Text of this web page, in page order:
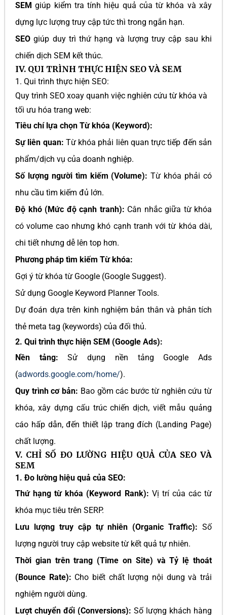
SEM giúp kiểm tra tính hiệu quả của từ khóa và xây
dựng lực lượng truy cập tức thì trong ngắn hạn.
SEO giúp duy trì thứ hạng và lượng truy cập sau khi
chiến dịch SEM kết thúc.
IV. QUI TRÌNH THỰC HIỆN SEO VÀ SEM
1. Qui trình thực hiện SEO:
Quy trình SEO xoay quanh việc nghiên cứu từ khóa và
tối ưu hóa trang web:
Tiêu chí lựa chọn Từ khóa (Keyword):
Sự liên quan: Từ khóa phải liên quan trực tiếp đến sản
phẩm/dịch vụ của doanh nghiệp.
Số lượng người tìm kiếm (Volume): Từ khóa phải có
nhu cầu tìm kiếm đủ lớn.
Độ khó (Mức độ cạnh tranh): Cân nhắc giữa từ khóa
có volume cao nhưng khó cạnh tranh với từ khóa dài,
chi tiết nhưng dễ lên top hơn.
Phương pháp tìm kiếm Từ khóa:
Gợi ý từ khóa từ Google (Google Suggest).
Sử dụng Google Keyword Planner Tools.
Dự đoán dựa trên kinh nghiệm bản thân và phân tích
thẻ meta tag (keywords) của đối thủ.
2. Qui trình thực hiện SEM (Google Ads):
Nền tảng: Sử dụng nền tảng Google Ads
(adwords.google.com/home/).
Quy trình cơ bản: Bao gồm các bước từ nghiên cứu từ
khóa, xây dựng cấu trúc chiến dịch, viết mẫu quảng
cáo hấp dẫn, đến thiết lập trang đích (Landing Page)
chất lượng.
V. CHỈ SỐ ĐO LƯỜNG HIỆU QUẢ CỦA SEO VÀ
SEM
1. Đo lường hiệu quả của SEO:
Thứ hạng từ khóa (Keyword Rank): Vị trí của các từ
khóa mục tiêu trên SERP.
Lưu lượng truy cập tự nhiên (Organic Traffic): Số
lượng người truy cập website từ kết quả tự nhiên.
Thời gian trên trang (Time on Site) và Tỷ lệ thoát
(Bounce Rate): Cho biết chất lượng nội dung và trải
nghiệm người dùng.
Lượt chuyển đổi (Conversions): Số lượng khách hàng